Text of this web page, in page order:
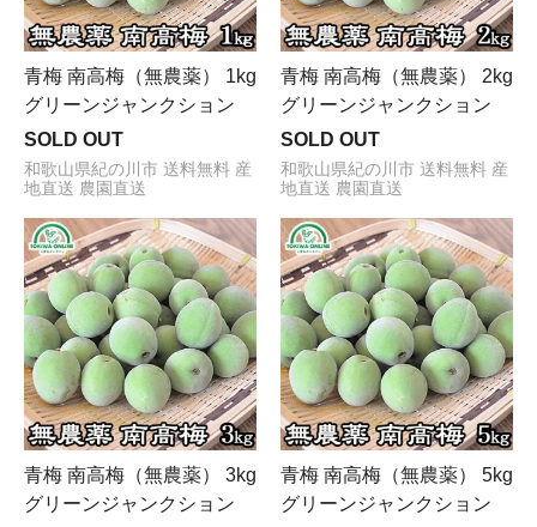
青梅 南高梅（無農薬） 1kg
グリーンジャンクション
SOLD OUT
和歌山県紀の川市 送料無料 産
地直送 農園直送
青梅 南高梅（無農薬） 2kg
グリーンジャンクション
SOLD OUT
和歌山県紀の川市 送料無料 産
地直送 農園直送
青梅 南高梅（無農薬） 3kg
グリーンジャンクション
青梅 南高梅（無農薬） 5kg
グリーンジャンクション